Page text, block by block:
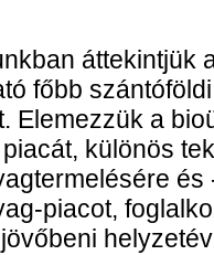
áttekintjük
főbb
Elemezzük a
különös
piacot,